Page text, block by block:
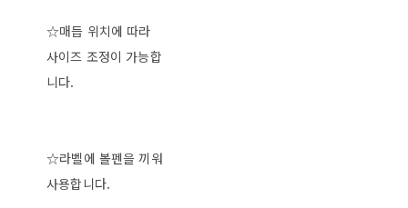
☆매듭 위치에 따라
사이즈 조정이 가능합
니다.
☆라벨에 볼펜을 끼워
사용합니다.